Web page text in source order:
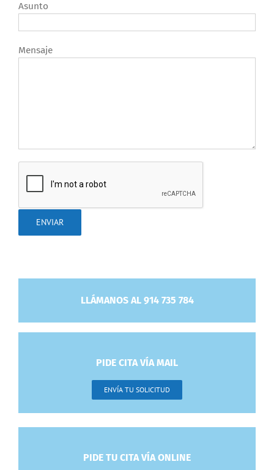
Asunto
Mensaje
LLÁMANOS AL 914 735 784
PIDE CITA VÍA MAIL
ENVÍA TU SOLICITUD
PIDE TU CITA VÍA ONLINE